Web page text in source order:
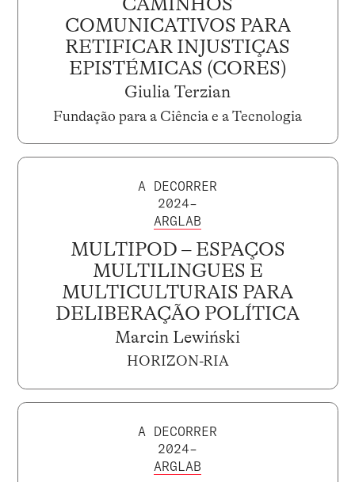
COMUNICATIVOS PARA
RETIFICAR INJUSTIÇAS
EPISTÉMICAS (CORES)
Giulia Terzian
Fundação para a Ciência e a Tecnologia
A DECORRER
2024–
ARGLAB
MULTIPOD – ESPAÇOS
MULTILINGUES E
MULTICULTURAIS PARA
DELIBERAÇÃO POLÍTICA
Marcin Lewiński
HORIZON-RIA
A DECORRER
2024–
ARGLAB